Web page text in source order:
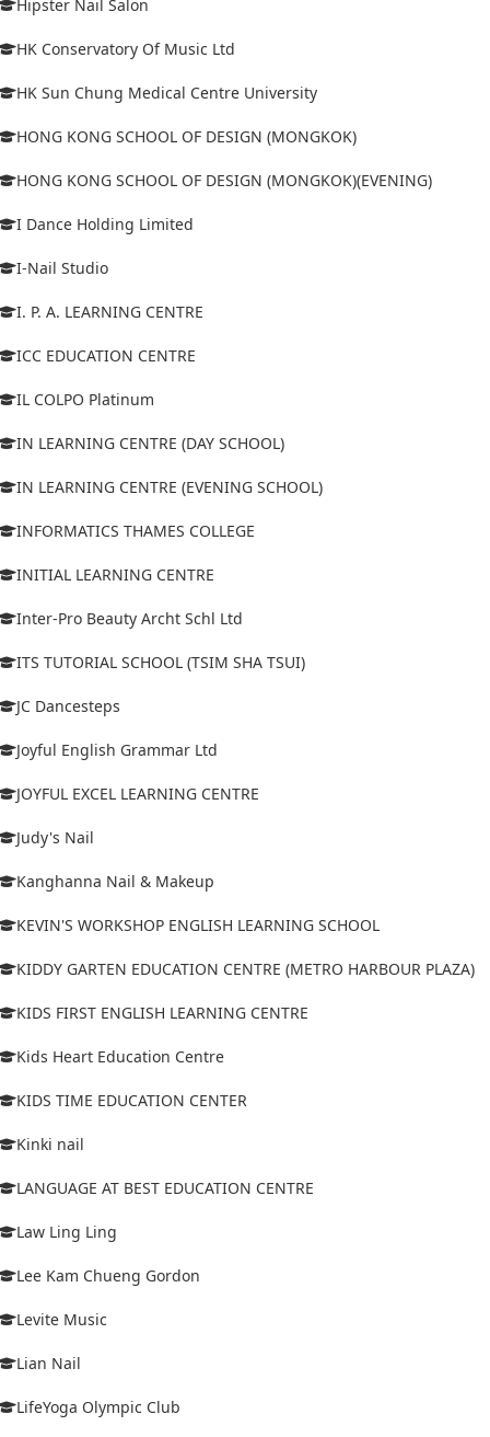
Hipster Nail Salon
HK Conservatory Of Music Ltd
HK Sun Chung Medical Centre University
HONG KONG SCHOOL OF DESIGN (MONGKOK)
HONG KONG SCHOOL OF DESIGN (MONGKOK)(EVENING)
I Dance Holding Limited
I-Nail Studio
I. P. A. LEARNING CENTRE
ICC EDUCATION CENTRE
IL COLPO Platinum
IN LEARNING CENTRE (DAY SCHOOL)
IN LEARNING CENTRE (EVENING SCHOOL)
INFORMATICS THAMES COLLEGE
INITIAL LEARNING CENTRE
Inter-Pro Beauty Archt Schl Ltd
ITS TUTORIAL SCHOOL (TSIM SHA TSUI)
JC Dancesteps
Joyful English Grammar Ltd
JOYFUL EXCEL LEARNING CENTRE
Judy's Nail
Kanghanna Nail & Makeup
KEVIN'S WORKSHOP ENGLISH LEARNING SCHOOL
KIDDY GARTEN EDUCATION CENTRE (METRO HARBOUR PLAZA)
KIDS FIRST ENGLISH LEARNING CENTRE
Kids Heart Education Centre
KIDS TIME EDUCATION CENTER
Kinki nail
LANGUAGE AT BEST EDUCATION CENTRE
Law Ling Ling
Lee Kam Chueng Gordon
Levite Music
Lian Nail
LifeYoga Olympic Club